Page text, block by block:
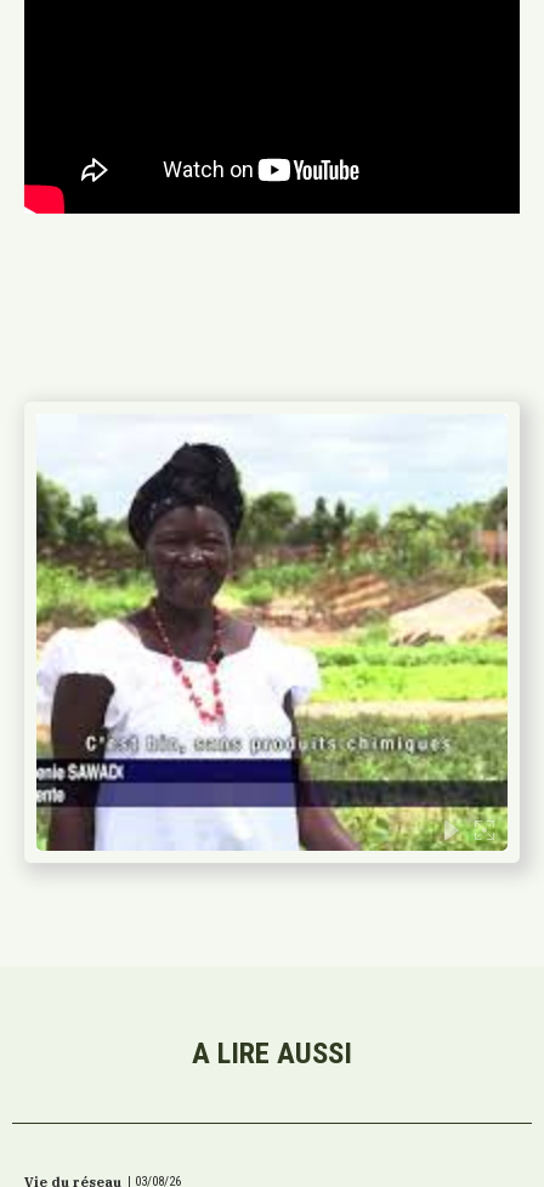
A LIRE AUSSI
Vie du réseau | 03/08/26